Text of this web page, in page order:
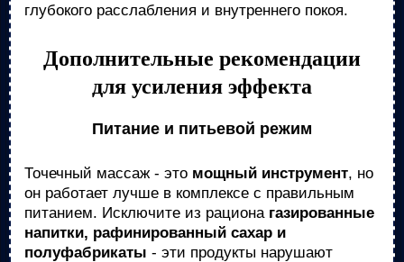
глубокого расслабления и внутреннего покоя.
Дополнительные рекомендации
для усиления эффекта
Питание и питьевой режим
Точечный массаж - это мощный инструмент, но
он работает лучше в комплексе с правильным
питанием. Исключите из рациона газированные
напитки, рафинированный сахар и
полуфабрикаты - эти продукты нарушают